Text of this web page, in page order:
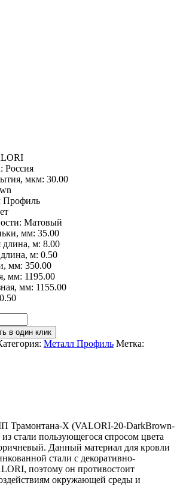
: Россия
мкм: 30.00
Профиль
: Матовый
мм: 35.00
длина, м: 8.00
м: 0.50
мм: 350.00
мм: 1195.00
мм: 1155.00
0.50
в один клик
Металл Профиль Метка:
Трамонтана-X (VALORI-20-DarkBrown-
стали пользующегося спросом цвета
Данный материал для кровли
стали с декоративно-
поэтому он противостоит
окружающей среды и